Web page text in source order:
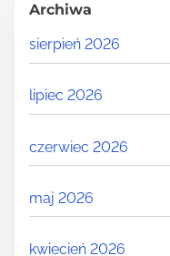
Archiwa
sierpień 2026
lipiec 2026
czerwiec 2026
maj 2026
kwiecień 2026